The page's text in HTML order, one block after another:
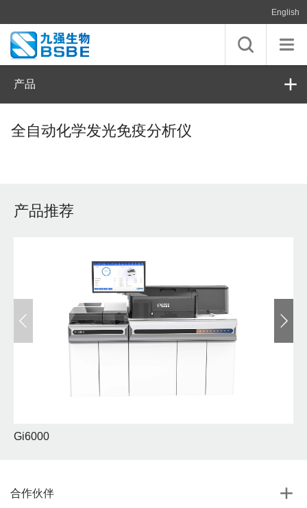
English
产品
全自动化学发光免疫分析仪
产品推荐
Gi6000
合作伙伴